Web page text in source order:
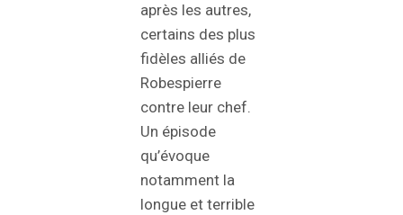
après les autres,
certains des plus
fidèles alliés de
Robespierre
contre leur chef.
Un épisode
qu’évoque
notamment la
longue et terrible